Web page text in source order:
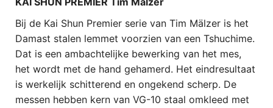
Bij de Kai Shun Premier serie van Tim Mälzer is het
Damast stalen lemmet voorzien van een Tshuchime.
Dat is een ambachtelijke bewerking van het mes,
het wordt met de hand gehamerd. Het eindresultaat
is werkelijk schitterend en ongekend scherp. De
messen hebben kern van VG-10 staal omkleed met